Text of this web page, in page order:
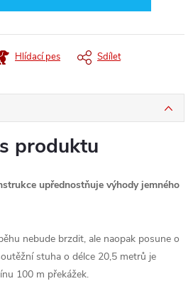
Hlídací pes Sdílet
produktu
upřednostňuje výhody jemného
nebude brzdit, ale naopak posune o
stuha o délce 20,5 metrů je
100 m překážek.